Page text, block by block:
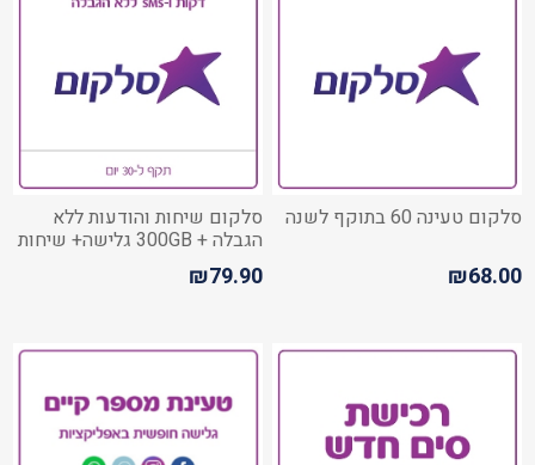
סלקום טעינה 60 בתוקף לשנה
₪68.00
סלקום שיחות והודעות ללא
הגבלה + 300GB גלישה+ שיחות
מישראל לחו"ל
₪79.90